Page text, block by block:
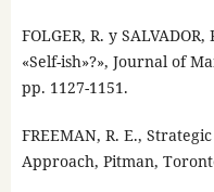
FOLGER, R. y
«Self-ish»?», Journal of
pp. 1127-1151.
FREEMAN, R. E.,
Approach, Pitman,